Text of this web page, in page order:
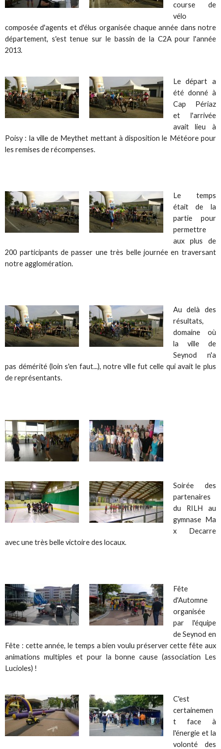
course de
vélo
composée d'agents et d'élus organisée chaque année dans notre
département, s'est tenue sur le bassin de la C2A pour l'année
2013.
Le départ a
été donné à
Cap Périaz
et l'arrivée
avait lieu à
Poisy : la ville de Meythet mettant à disposition le Météore pour
les remises de récompenses.
Le temps
était de la
partie pour
permettre
aux plus de
200 participants de passer une très belle journée en traversant
notre agglomération.
Au delà des
résultats,
domaine où
la ville de
Seynod n'a
pas démérité (loin s'en faut...), notre ville fut celle qui avait le plus
de représentants.
Soirée des
partenaires
du RILH au
gymnase Ma
x Decarre
avec une très belle victoire des locaux.
Fête
d'Automne
organisée
par l'équipe
de Seynod en
Fête : cette année, le temps a bien voulu préserver cette fête aux
animations multiples et pour la bonne cause (association Les
Lucioles) !
C'est
certainemen
t face à
l'énergie et la
volonté des